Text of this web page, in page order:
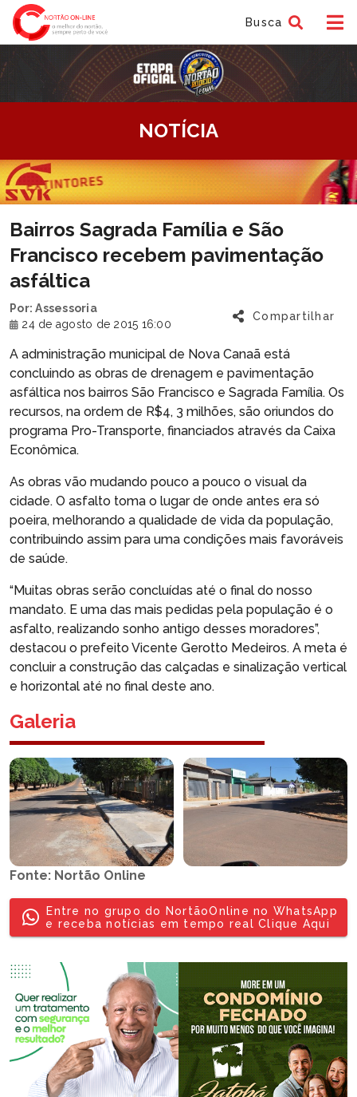
Busca
NOTÍCIA
Bairros Sagrada Família e São
Francisco recebem pavimentação
asfáltica
Por: Assessoria
24 de agosto de 2015 16:00
Compartilhar
A administração municipal de Nova Canaã está
concluindo as obras de drenagem e pavimentação
asfáltica nos bairros São Francisco e Sagrada Família. Os
recursos, na ordem de R$4, 3 milhões, são oriundos do
programa Pro-Transporte, financiados através da Caixa
Econômica.
As obras vão mudando pouco a pouco o visual da
cidade. O asfalto toma o lugar de onde antes era só
poeira, melhorando a qualidade de vida da população,
contribuindo assim para uma condições mais favoráveis
de saúde.
“Muitas obras serão concluídas até o final do nosso
mandato. E uma das mais pedidas pela população é o
asfalto, realizando sonho antigo desses moradores”,
destacou o prefeito Vicente Gerotto Medeiros. A meta é
concluir a construção das calçadas e sinalização vertical
e horizontal até no final deste ano.
Galeria
Fonte: Nortão Online
Entre no grupo do NortãoOnline no WhatsApp
e receba notícias em tempo real Clique Aqui